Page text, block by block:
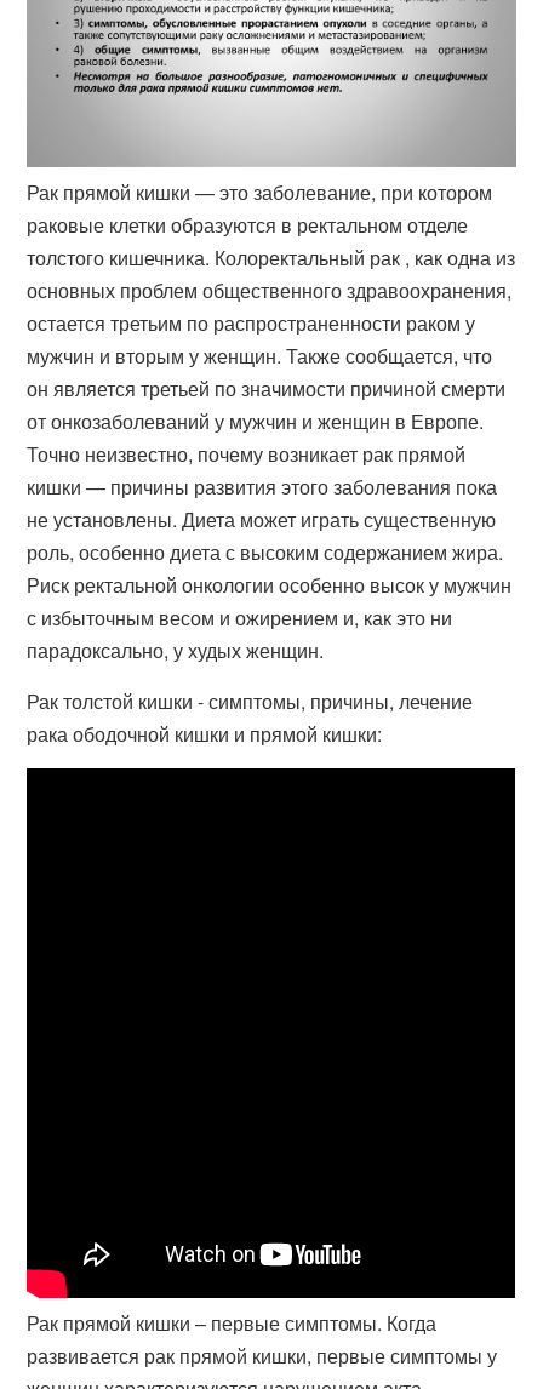
Рак прямой кишки — это заболевание, при котором
раковые клетки образуются в ректальном отделе
толстого кишечника. Колоректальный рак , как одна из
основных проблем общественного здравоохранения,
остается третьим по распространенности раком у
мужчин и вторым у женщин. Также сообщается, что
он является третьей по значимости причиной смерти
от онкозаболеваний у мужчин и женщин в Европе.
Точно неизвестно, почему возникает рак прямой
кишки — причины развития этого заболевания пока
не установлены. Диета может играть существенную
роль, особенно диета с высоким содержанием жира.
Риск ректальной онкологии особенно высок у мужчин
с избыточным весом и ожирением и, как это ни
парадоксально, у худых женщин.
Рак толстой кишки - симптомы, причины, лечение
рака ободочной кишки и прямой кишки:
Рак прямой кишки – первые симптомы. Когда
развивается рак прямой кишки, первые симптомы у